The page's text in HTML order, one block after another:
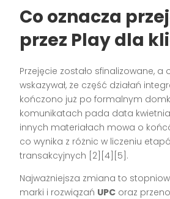
Co oznacza
przez Play dla
Przejęcie zostało sfinalizowane, a
wskazywał, że część działań
kończono już po formalnym
komunikatach pada data
innych materiałach mowa o
co wynika z różnic w liczeniu
transakcyjnych [2][4][5].
Najważniejsza zmiana to
marki i rozwiązań UPC oraz